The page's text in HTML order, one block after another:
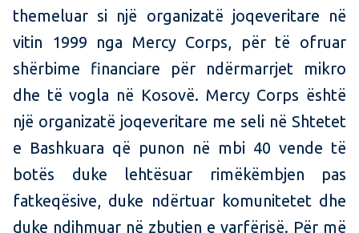
themeluar si një organizatë joqeveritare në
vitin 1999 nga Mercy Corps, për të ofruar
shërbime financiare për ndërmarrjet mikro
dhe të vogla në Kosovë. Mercy Corps është
një organizatë joqeveritare me seli në Shtetet
e Bashkuara që punon në mbi 40 vende të
botës duke lehtësuar rimëkëmbjen pas
fatkeqësive, duke ndërtuar komunitetet dhe
duke ndihmuar në zbutjen e varfërisë. Për më